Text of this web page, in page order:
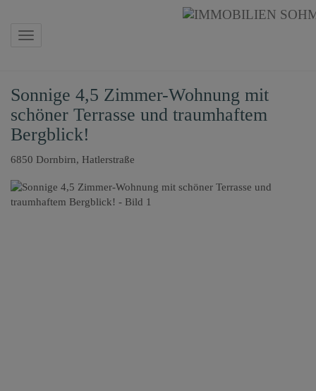
Navigation anzeigen
Sonnige 4,5 Zimmer-Wohnung mit
schöner Terrasse und traumhaftem
Bergblick!
6850 Dornbirn, Hatlerstraße